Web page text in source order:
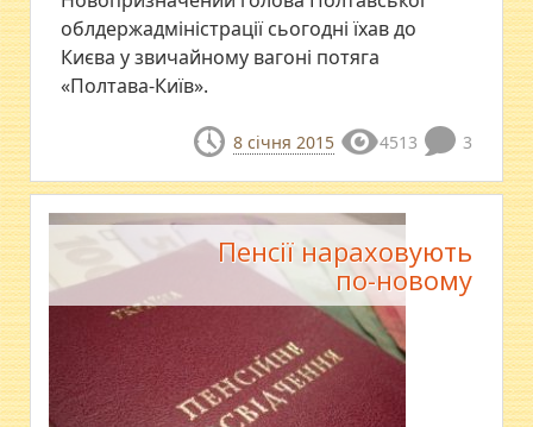
облдержадміністрації сьогодні їхав до
Києва у звичайному вагоні потяга
«Полтава-Київ».
8 січня 2015 4513 3
Пенсії нараховують
по-новому